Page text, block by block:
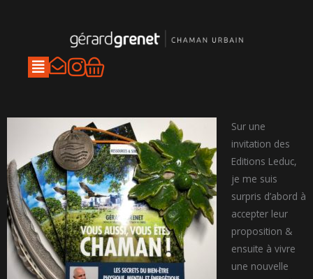
I
n
t
a
g
r
a
m
Panier
Sur une
invitation des
Editions Leduc,
je me suis
surpris d’abord à
accepter leur
proposition &
ensuite à vivre
une nouvelle